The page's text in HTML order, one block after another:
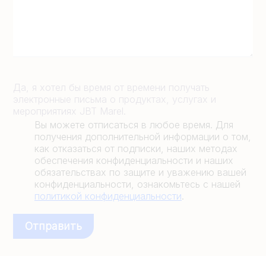
Да, я хотел бы время от времени получать
электронные письма о продуктах, услугах и
мероприятиях JBT Marel.
Вы можете отписаться в любое время. Для
получения дополнительной информации о том,
как отказаться от подписки, наших методах
обеспечения конфиденциальности и наших
обязательствах по защите и уважению вашей
конфиденциальности, ознакомьтесь с нашей
политикой конфиденциальности.